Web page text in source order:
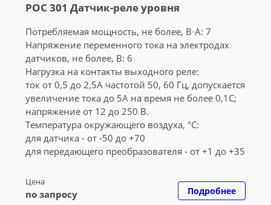
РОС 301 Датчик-реле уровня
Потребляемая мощность, не более, В·A: 7
Напряжение переменного тока на электродах
датчиков, не более, В: 6
Нагрузка на контакты выходного реле:
ток от 0,5 до 2,5А частотой 50, 60 Гц, допускается
увеличение тока до 5А на время не более 0,1С;
напряжение от 12 до 250 В.
Температура окружающего воздуха, °C:
для датчика - от -50 до +70
для передающего преобразователя - от +1 до +35
Цена
по запросу Подробнее